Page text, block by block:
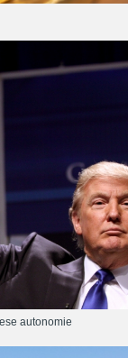
autonomie